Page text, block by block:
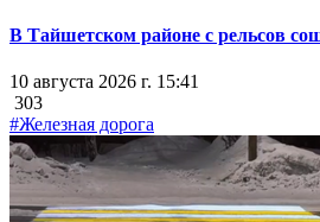
В Тайшетском районе с рельсов
10 августа 2026 г. 15:41
303
#Железная дорога